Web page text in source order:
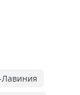
Лавиния